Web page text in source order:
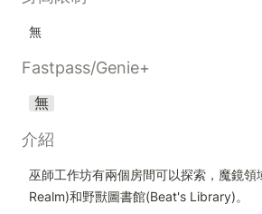
無
Fastpass/Genie+
無
介紹
巫師工作坊有兩個房間可以探索，魔鏡
Realm)和​​野獸圖書館(Beat's Library)。